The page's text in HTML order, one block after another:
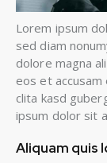
Lorem ipsum
sed diam
dolore magna
eos et
clita kasd
ipsum dolor sit
Aliquam quis